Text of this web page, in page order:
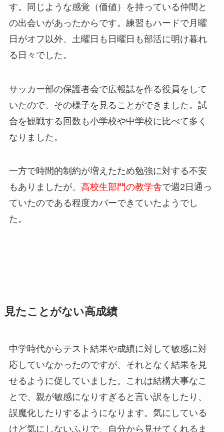
す。同じような感覚（価値）を持っている仲間と
の出会いがあったからです。練習もハードで月曜
日がオフ以外、土曜日も日曜日も部活に明け暮れ
る日々でした。
サッカー部の保護者会で広報誌を作る役員をして
いたので、その様子を見ることができました。試
合を観戦する回数も小学校や中学校に比べて多く
なりました。
一方で時間的制約が増えたため勉強に対する不安
もありましたが、 高校生部門の教学舎で週2日通っ
ていたのである程度カバーできていたようでし
た。
見たことがない高成績
中学時代からテスト結果や成績に対して敏感に対
応していなかったのですが、それとなく結果を見
せるように促していました。これは結構大事なこ
とで、親が敏感になりすぎると言い訳をしたり、
誤魔化したりするようになります。気にしている
けど気にしないふりで、自分から見せてくれるま